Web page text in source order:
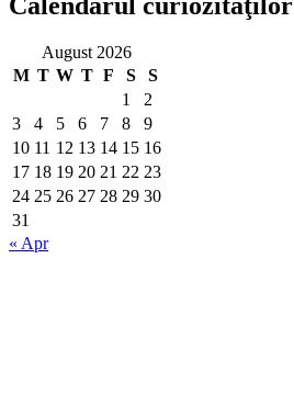
Calendarul curiozităţilor
August 2026
M T W T F S
S
1
2
3
4 5 6 7 8
9
10 11 12 13 14 15 16
17 18 19 20 21 22 23
24 25 26 27 28 29 30
31
« Apr